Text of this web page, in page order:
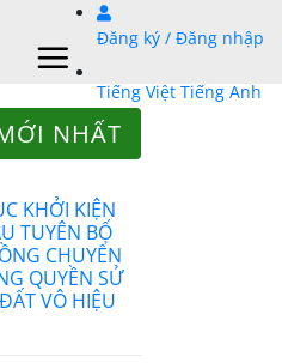
Đăng ký / Đăng nhập
Tiếng Việt Tiếng Anh
NHẤT
KHỞI KIỆN
TUYÊN BỐ
CHUYỂN
QUYỀN SỬ
VÔ HIỆU